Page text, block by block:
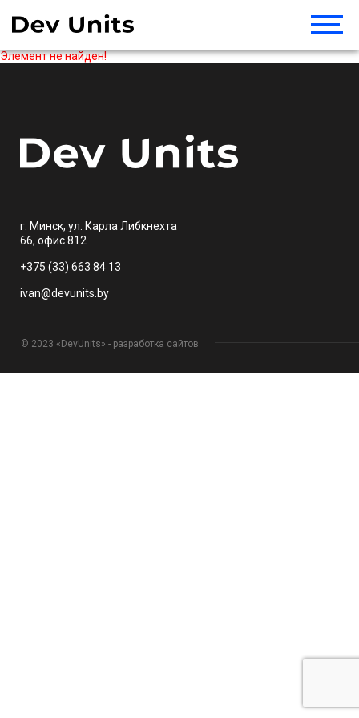
Элемент не найден!
г. Минск, ул. Карла Либкнехта
66, офис 812
+375 (33) 663 84 13
ivan@devunits.by
© 2023 «DevUnits» - разработка сайтов